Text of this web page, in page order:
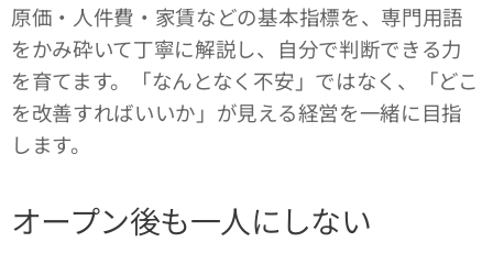
原価・人件費・家賃などの基本指標を、専門用語
をかみ砕いて丁寧に解説し、自分で判断できる力
を育てます。「なんとなく不安」ではなく、「どこ
を改善すればいいか」が見える経営を一緒に目指
します。
オープン後も一人にしない